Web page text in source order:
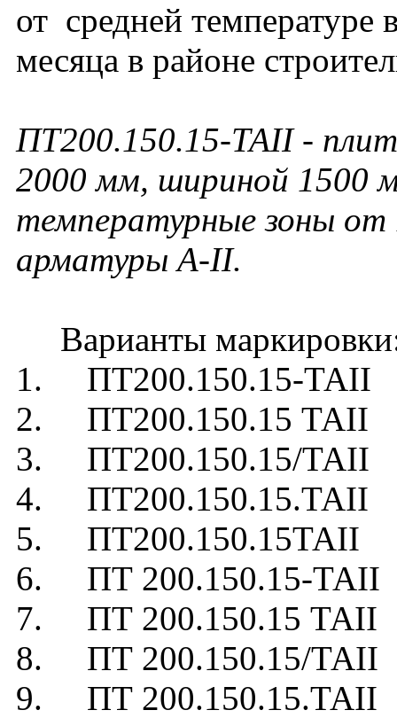
от средней температуре
месяца в районе
ПТ200.150.15-ТАII-
2000 мм, шириной 1500
температурные зоны от
арматуры А-II.
Варианты
1. ПТ200.150.15-ТАII
2. ПТ200.150.15 ТАII
3. ПТ200.150.15/ТАII
4. ПТ200.150.15.ТАII
5. ПТ200.150.15ТАII
6. ПТ 200.150.15-ТАII
7. ПТ 200.150.15 ТАII
8. ПТ 200.150.15/ТАII
9. ПТ 200.150.15.ТАII